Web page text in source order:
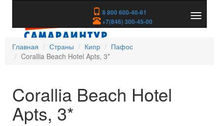
8 800 600-40-61
+7(846) 300-45-00
скрыть
Главная
Страны Кипр
Пафос
Corallia Beach Hotel Apts, 3*
Corallia Beach Hotel
Apts, 3*